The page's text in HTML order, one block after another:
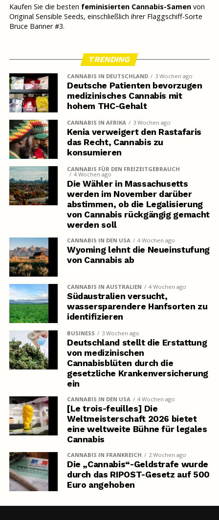
Kaufen Sie die besten feminisierten Cannabis-Samenvon
Original Sensible Seeds, einschließlich ihrer Flaggschiff-Sorte
Bruce Banner #3.
TRENDING
CANNABIS IN DEUTSCHLAND 3 Wochen ago
Deutsche Patienten bevorzugen
medizinisches Cannabis mit
hohem THC-Gehalt
CANNABIS IN AFRIKA 3 Wochen ago
Kenia verweigert den Rastafaris
das Recht, Cannabis zu
konsumieren
CANNABIS FÜR DEN FREIZEITGEBRAUCH
4 Wochen ago
Die Wähler in Massachusetts
werden im November darüber
abstimmen, ob die Legalisierung
von Cannabis rückgängig gemacht
werden soll
CANNABIS IN DEN USA 4 Wochen ago
Wyoming lehnt die Neueinstufung
von Cannabis ab
CANNABIS IN AUSTRALIEN 4 Wochen ago
Südaustralien versucht,
wassersparendere Hanfsorten zu
identifizieren
BUSINESS 3 Wochen ago
Deutschland stellt die Erstattung
von medizinischen
Cannabisblüten durch die
gesetzliche Krankenversicherung
ein
CANNABIS IN DEN USA 4 Wochen ago
[Le trois-feuilles] Die
Weltmeisterschaft 2026 bietet
eine weltweite Bühne für legales
Cannabis
CANNABIS IN FRANKREICH 2 Wochen ago
Die „Cannabis“-Geldstrafe wurde
durch das RIPOST-Gesetz auf 500
Euro angehoben